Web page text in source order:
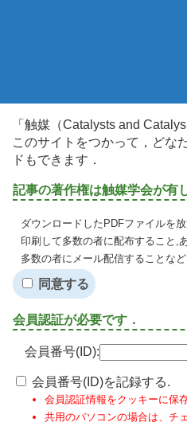
「触媒（Catalysts and
このサイトをつかって，どな
ドもできます．
記事の著作権は触媒学会が有
ダウンロードしたPDFファイルを
印刷して多数の者に配布すること,
多数の者にメール配信することな
同意する
会員認証が必要です．
会員番号(ID):
会員番号(ID)を記録する.
会員認証情報をクッキーに保
共用のパソコンの場合は、チ